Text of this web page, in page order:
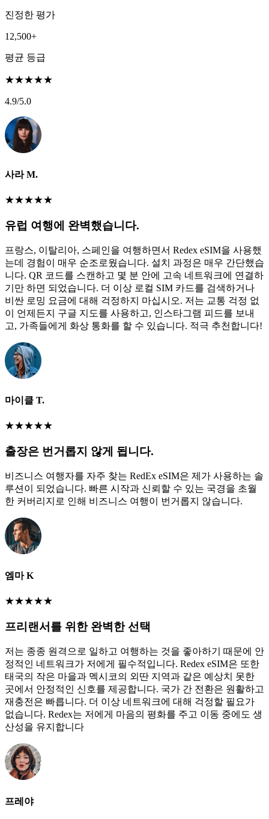
진정한 평가
12,500+
평균 등급
★★★★★
4.9/5.0
사라 M.
★★★★★
유럽 여행에 완벽했습니다.
프랑스, 이탈리아, 스페인을 여행하면서 Redex eSIM을 사용했
는데 경험이 매우 순조로웠습니다. 설치 과정은 매우 간단했습
니다. QR 코드를 스캔하고 몇 분 안에 고속 네트워크에 연결하
기만 하면 되었습니다. 더 이상 로컬 SIM 카드를 검색하거나
비싼 로밍 요금에 대해 걱정하지 마십시오. 저는 교통 걱정 없
이 언제든지 구글 지도를 사용하고, 인스타그램 피드를 보내
고, 가족들에게 화상 통화를 할 수 있습니다. 적극 추천합니다!
마이클 T.
★★★★★
출장은 번거롭지 않게 됩니다.
비즈니스 여행자를 자주 찾는 RedEx eSIM은 제가 사용하는 솔
루션이 되었습니다. 빠른 시작과 신뢰할 수 있는 국경을 초월
한 커버리지로 인해 비즈니스 여행이 번거롭지 않습니다.
엠마 K
★★★★★
프리랜서를 위한 완벽한 선택
저는 종종 원격으로 일하고 여행하는 것을 좋아하기 때문에 안
정적인 네트워크가 저에게 필수적입니다. Redex eSIM은 또한
태국의 작은 마을과 멕시코의 외딴 지역과 같은 예상치 못한
곳에서 안정적인 신호를 제공합니다. 국가 간 전환은 원활하고
재충전은 빠릅니다. 더 이상 네트워크에 대해 걱정할 필요가
없습니다. Redex는 저에게 마음의 평화를 주고 이동 중에도 생
산성을 유지합니다
프레야